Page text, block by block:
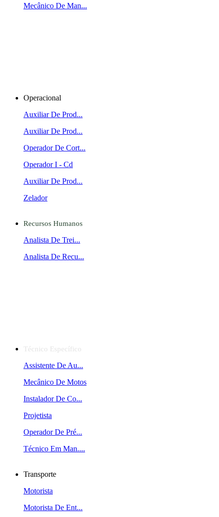
Mecânico De Man...
Operacional
Auxiliar De Prod...
Auxiliar De Prod...
Operador De Cort...
Operador I - Cd
Auxiliar De Prod...
Zelador
Recursos Humanos
Analista De Trei...
Analista De Recu...
Técnico Específico
Assistente De Au...
Mecânico De Motos
Instalador De Co...
Projetista
Operador De Pré...
Técnico Em Man....
Transporte
Motorista
Motorista De Ent...